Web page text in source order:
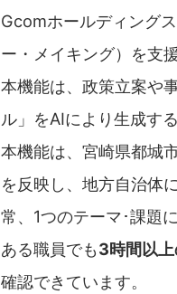
Gcomホールディング
ー・メイキング）を支
本機能は、政策立案や
ル」をAIにより生成する
本機能は、宮崎県都城
を反映し、地方自治体
常、1つのテーマ･課題
ある職員でも3時間以
確認できています。